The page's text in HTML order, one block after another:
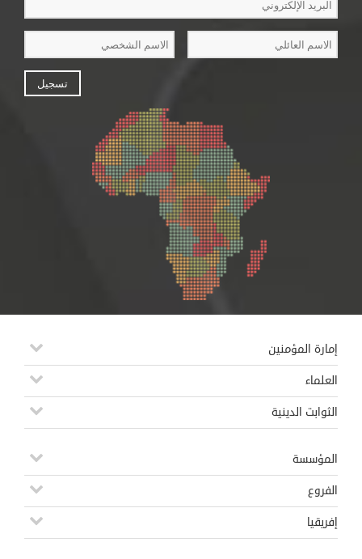
إمارة المؤمنين
العلماء
الثوابت الدينية
المؤسسة
الفروع
إفريقيا